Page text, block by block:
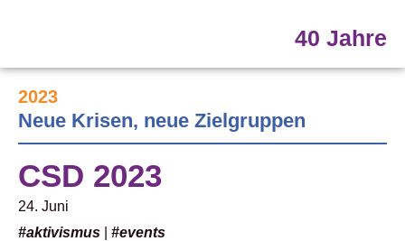
40 Jahre
2023
Neue Krisen, neue Zielgruppen
CSD 2023
24. Juni
#aktivismus
#events